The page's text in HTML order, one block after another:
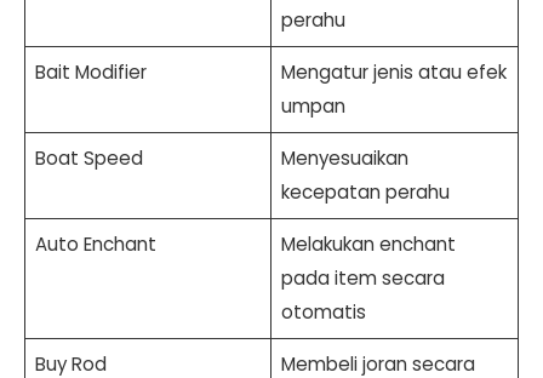
perahu
Bait Modifier
Mengatur jenis atau efek
umpan
Boat Speed
Menyesuaikan
kecepatan perahu
Auto Enchant
Melakukan enchant
pada item secara
otomatis
Buy Rod
Membeli joran secara